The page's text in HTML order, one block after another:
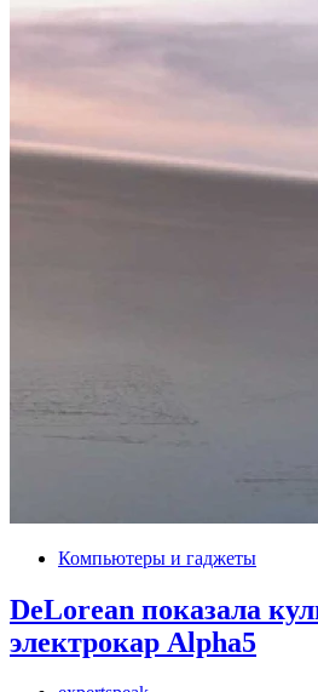
Компьютеры и гаджеты
DeLorean показала
электрокар Alpha5